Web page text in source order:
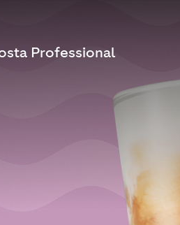
Professional